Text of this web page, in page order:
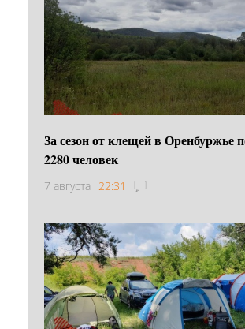
За сезон от клещей в Оренбуржье
2280 человек
7 августа 22:31